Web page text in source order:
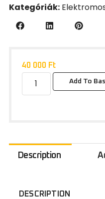
Kategóriák:
40 000 Ft
Add To
Description
DESCRIPTION